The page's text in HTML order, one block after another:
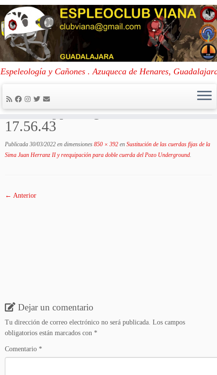
content
Espeleología y Cañones . Azuqueca de Henares,
Portada »
Sustitución de las cuerdas fijas de la Sima Juan Herranz II y
reequipación para doble cuerda del Pozo Underground
WhatsApp Image
WhatsApp Image 2022-02-13 at
17.56.43
Publicada 30/03/2022 en dimensiones 850 × 392 en Sustitución de las cuerdas fijas de la
Sima Juan Herranz II y reequipación para doble cuerda del Pozo Underground.
← Anterior
Dejar un comentario
Tu dirección de correo electrónico no será publicada. Los campos
obligatorios están marcados con *
Comentario *